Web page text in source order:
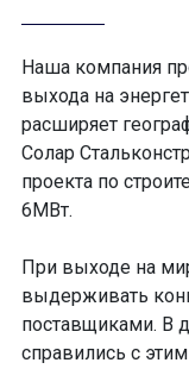
Наша компания
выхода на
расширяет
Солар
проекта по
6МВт.
При выходе на
выдерживать
поставщиками. В
справились с